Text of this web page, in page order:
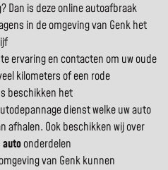
Dan is deze online autoafbraak
in de omgeving van Genk het
ervaring en contacten om uw oude
kilometers of een rode
beschikken het
dienst welke uw auto
afhalen. Ook beschikken wij over
autoonderdelen
van Genk kunnen